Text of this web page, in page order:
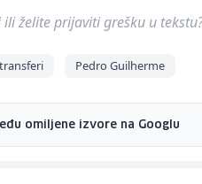
želite prijaviti grešku u
Pedro Guilherme
omiljene izvore na Googlu